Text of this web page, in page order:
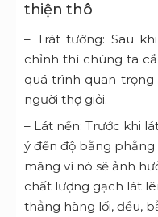
thiện thô
– Trát tường: Sau
chỉnh thì chúng ta
quá trình quan
người thợ giỏi.
– Lát nền: Trước khi
ý đến độ bằng phẳng
măng vì nó sẽ ảnh
chất lượng gạch lát
thẳng hàng lối, đều,